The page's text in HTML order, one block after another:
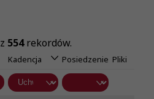
z 554rekordów.
Kadencja Posiedzenie Pliki